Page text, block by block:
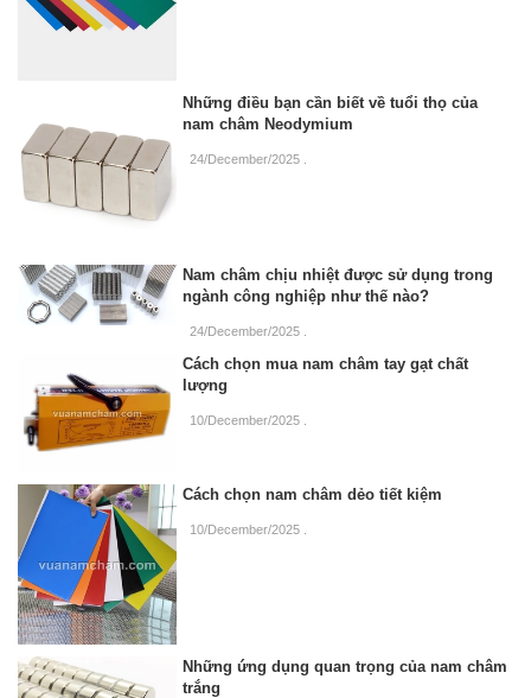
Những điều bạn cần biết về tuổi thọ của
nam châm Neodymium
24/December/2025
Nam châm chịu nhiệt được sử dụng trong
ngành công nghiệp như thế nào?
24/December/2025
Cách chọn mua nam châm tay gạt chất
lượng
10/December/2025
Cách chọn nam châm dẻo tiết kiệm
10/December/2025
Những ứng dụng quan trọng của nam châm
trắng